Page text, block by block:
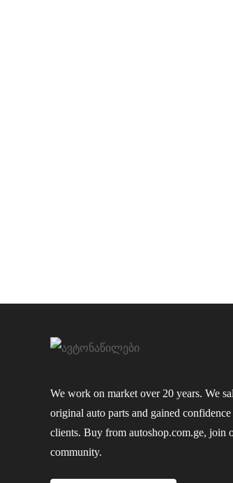
We work on market over 20 years. We
original auto parts and gained
clients. Buy from autoshop.com.ge, join
community.